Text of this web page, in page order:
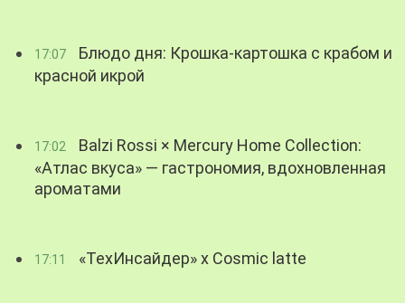
17:07
Блюдо дня: Крошка-картошка с крабом и
красной икрой
17:02
Balzi Rossi × Mercury Home Collection:
«Атлас вкуса» — гастрономия, вдохновленная
ароматами
17:11 «ТехИнсайдер» х Cosmic latte